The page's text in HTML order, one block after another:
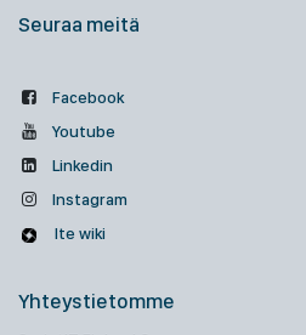
Seuraa meitä
Facebook
Youtube
Linkedin
Instagram
Ite wiki
Yhteystietomme